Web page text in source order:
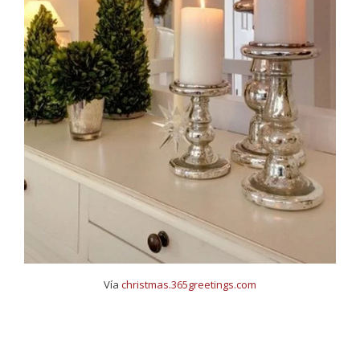
Vía christmas.365greetings.com